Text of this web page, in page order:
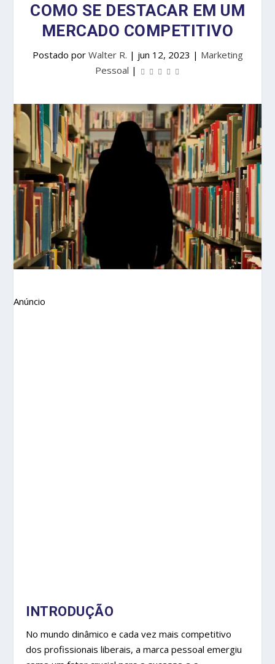
COMO SE DESTACAR EM UM
MERCADO COMPETITIVO
Postado por Walter R. | jun 12, 2023 | Marketing
Pessoal |
Anúncio
INTRODUÇÃO
No mundo dinâmico e cada vez mais competitivo
dos profissionais liberais, a marca pessoal emergiu